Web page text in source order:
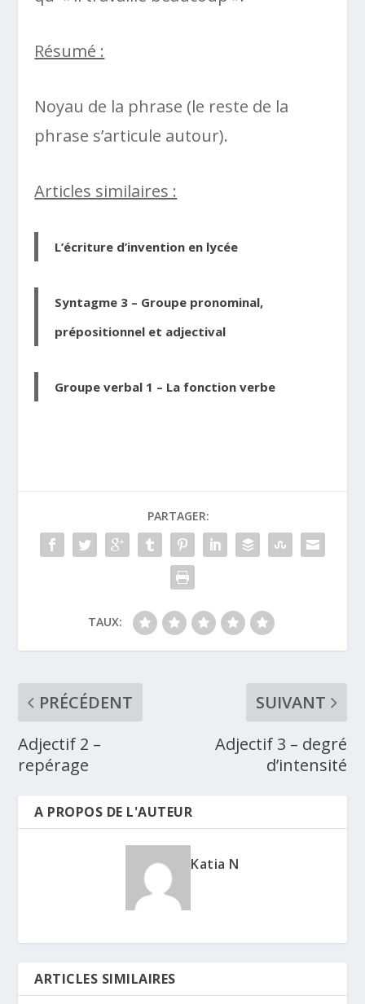
Résumé :
Noyau de la phrase (le reste de la
phrase s’articule autour).
Articles similaires :
L’écriture d’invention en lycée
Syntagme 3 – Groupe pronominal,
prépositionnel et adjectival
Groupe verbal 1 – La fonction verbe
PARTAGER:
TAUX:
PRÉCÉDENT
Adjectif 2 –
repérage
SUIVANT
Adjectif 3 – degré
d’intensité
A PROPOS DE L'AUTEUR
Katia N
ARTICLES SIMILAIRES